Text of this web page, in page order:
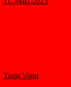
Tanja Voigt